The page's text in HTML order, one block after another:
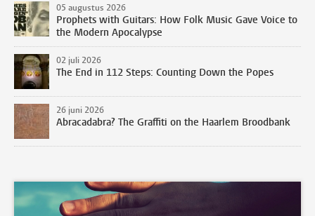
05 augustus 2026
Prophets with Guitars: How Folk Music Gave Voice to
the Modern Apocalypse
02 juli 2026
The End in 112 Steps: Counting Down the Popes
26 juni 2026
Abracadabra? The Graffiti on the Haarlem Broodbank